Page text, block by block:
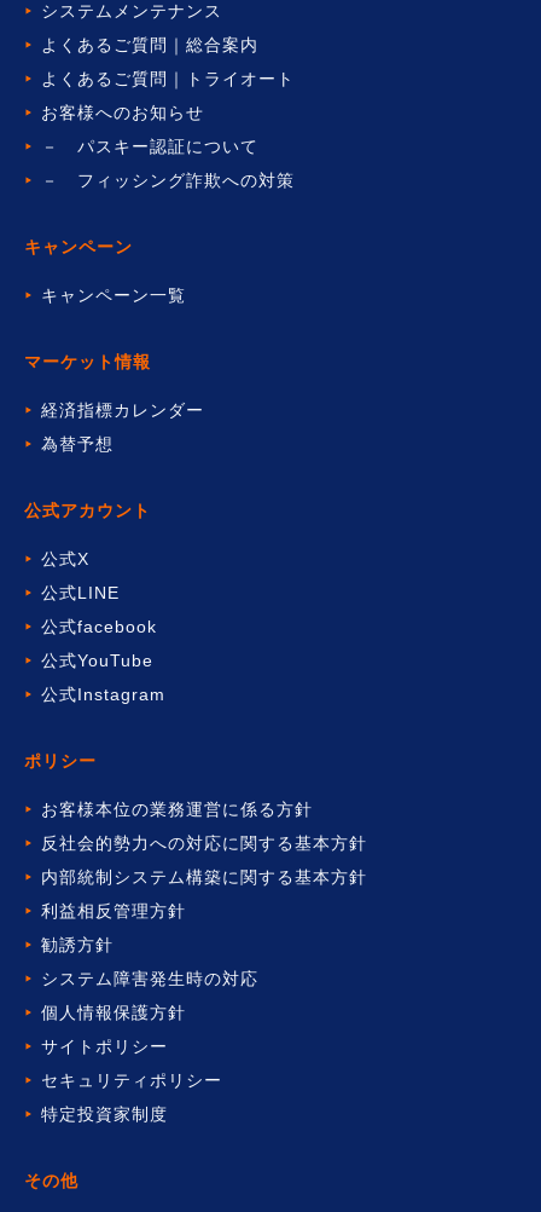
キャンペーン
キャンペーン一覧
マーケット情報
経済指標カレンダー
為替予想
公式アカウント
公式X
公式LINE
公式facebook
公式YouTube
公式Instagram
ポリシー
お客様本位の業務運営に係る方針
反社会的勢力への対応に関する基本方針
内部統制システム構築に関する基本方針
利益相反管理方針
勧誘方針
システム障害発生時の対応
個人情報保護方針
サイトポリシー
セキュリティポリシー
特定投資家制度
システムメンテナンス
よくあるご質問｜総合案内
よくあるご質問｜トライオート
お客様へのお知らせ
－ パスキー認証について
－ フィッシング詐欺への対策
その他